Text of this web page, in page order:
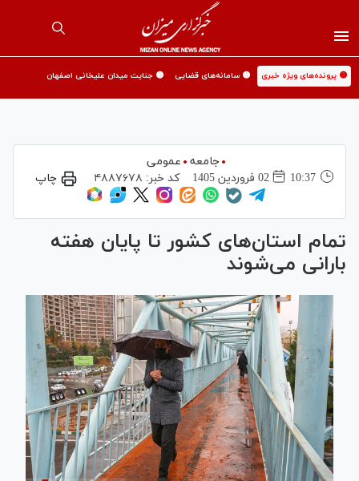
🟡 پرونده‌های ویژه خبری 🟡 سامانه‌های قضایی 🟡 جنایت میدان علیخانی اصفهان
جامعه
عمومی
10:37
02 فروردين 1405 کد خبر: ۴۸۸۷۶۷۸ چاپ
تمام استان‌های کشور تا پایان هفته
بارانی می‌شوند